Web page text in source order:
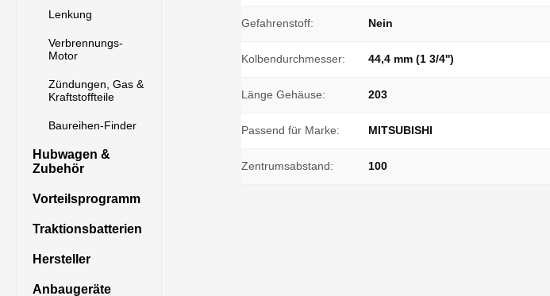
Lenkung
Verbrennungs-
Motor
Zündungen, Gas &
Kraftstoffteile
Baureihen-Finder
Hubwagen &
Zubehör
Vorteilsprogramm
Traktionsbatterien
Hersteller
Anbaugeräte
Gefahrenstoff: Nein
Kolbendurchmesser: 44,4 mm (1 3/4'')
Länge Gehäuse: 203
Passend für Marke: MITSUBISHI
Zentrumsabstand: 100